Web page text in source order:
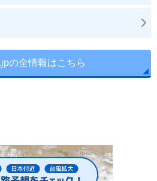
の全情報はこちら